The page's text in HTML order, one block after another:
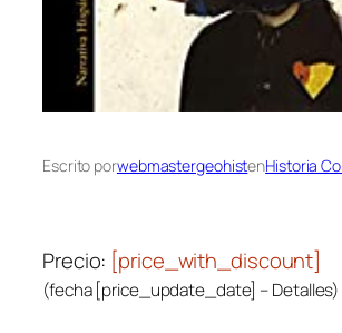
Escrito porwebmastergeohistenHistoria
Precio: [price_with_discount]
(fecha [price_update_date] –Detalles)